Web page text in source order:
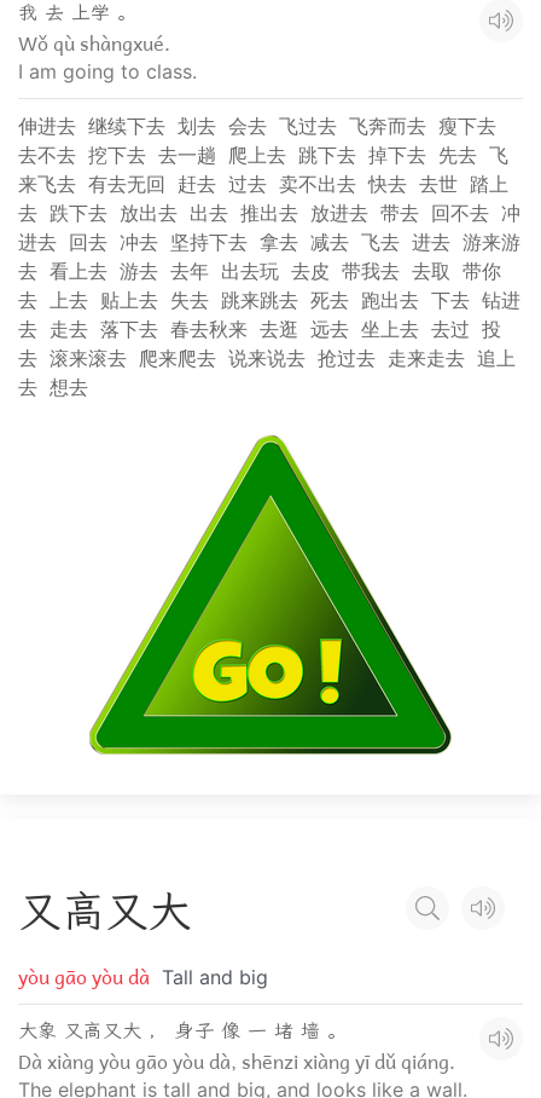
我 去 上学 。
Wǒ qù shàngxué.
I am going to class.
伸进去 继续下去 划去 会去 飞过去 飞奔而去 瘦下去
去不去 挖下去 去一趟 爬上去 跳下去 掉下去 先去 飞
来飞去 有去无回 赶去 过去 卖不出去 快去 去世 踏上
去 跌下去 放出去 出去 推出去 放进去 带去 回不去 冲
进去 回去 冲去 坚持下去 拿去 减去 飞去 进去 游来游
去 看上去 游去 去年 出去玩 去皮 带我去 去取 带你
去 上去 贴上去 失去 跳来跳去 死去 跑出去 下去 钻进
去 走去 落下去 春去秋来 去逛 远去 坐上去 去过 投
去 滚来滚去 爬来爬去 说来说去 抢过去 走来走去 追上
去 想去
又高 又大
yòu gāo yòu dà Tall and big
大象 又高又大 ， 身子 像 一 堵 墙 。
Dà xiàng yòu gāo yòu dà, shēnzi xiàng yī dǔ qiáng.
The elephant is tall and big, and looks like a wall.